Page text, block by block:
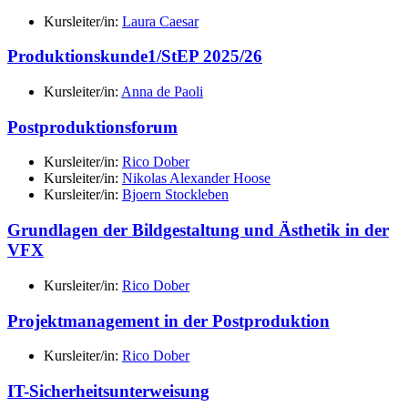
Kursleiter/in: Laura Caesar
Produktionskunde1/StEP 2025/26
Kursleiter/in: Anna de Paoli
Postproduktionsforum
Kursleiter/in: Rico Dober
Kursleiter/in: Nikolas Alexander Hoose
Kursleiter/in: Bjoern Stockleben
Grundlagen der Bildgestaltung und Ästhetik in der
VFX
Kursleiter/in: Rico Dober
Projektmanagement in der Postproduktion
Kursleiter/in: Rico Dober
IT-Sicherheitsunterweisung